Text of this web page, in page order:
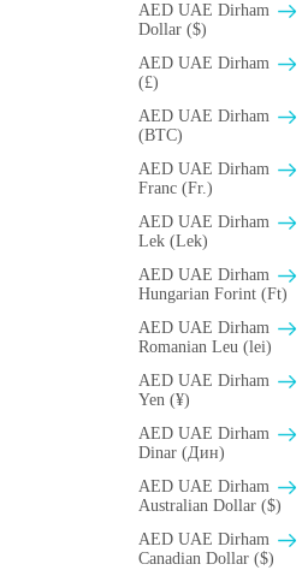
AED UAE Dirham
Dollar ($)
AED UAE Dirham
(£)
AED UAE Dirham
(BTC)
AED UAE Dirham
Franc (Fr.)
AED UAE Dirham
Lek (Lek)
AED UAE Dirham
Hungarian Forint (Ft)
AED UAE Dirham
Romanian Leu (lei)
AED UAE Dirham
Yen (¥)
AED UAE Dirham
Dinar (Дин)
AED UAE Dirham
Australian Dollar ($)
AED UAE Dirham
Canadian Dollar ($)